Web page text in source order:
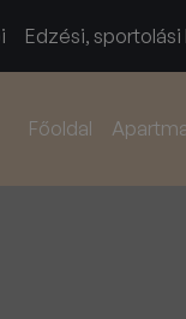
Edzési,
Főoldal